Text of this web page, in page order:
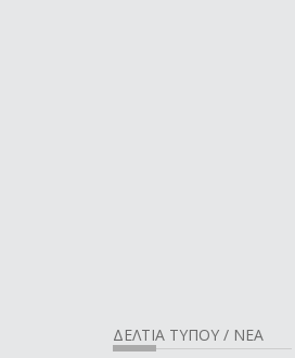
ΔΕΛΤΙΑ ΤΥΠΟΥ / ΝΕΑ